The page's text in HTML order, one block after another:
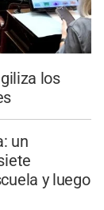
los
un
y luego